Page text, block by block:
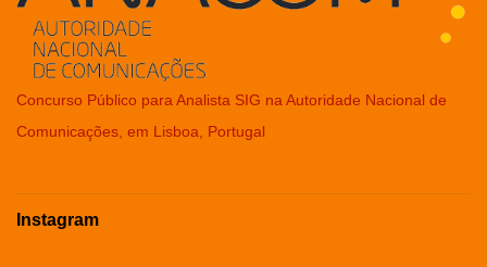
Concurso Público para Analista SIG na Autoridade Nacional de
Comunicações, em Lisboa, Portugal
Instagram